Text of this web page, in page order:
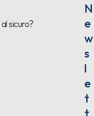
sicuro?
N
e
w
s
l
e
t
t